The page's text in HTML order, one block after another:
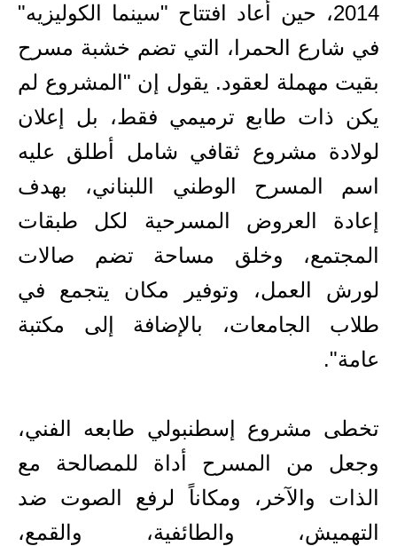
2014، حين أعاد افتتاح "سينما الكوليزيه"
في شارع الحمرا، التي تضم خشبة مسرح
بقيت مهملة لعقود. يقول إن "المشروع لم
يكن ذات طابع ترميمي فقط، بل إعلان
لولادة مشروع ثقافي شامل أطلق عليه
اسم المسرح الوطني اللبناني، بهدف
إعادة العروض المسرحية لكل طبقات
المجتمع، وخلق مساحة تضم صالات
لورش العمل، وتوفير مكان يتجمع في
طلاب الجامعات، بالإضافة إلى مكتبة
عامة".
تخطى مشروع إسطنبولي طابعه الفني،
وجعل من المسرح أداة للمصالحة مع
الذات والآخر، ومكاناً لرفع الصوت ضد
التهميش، والطائفية، والقمع،